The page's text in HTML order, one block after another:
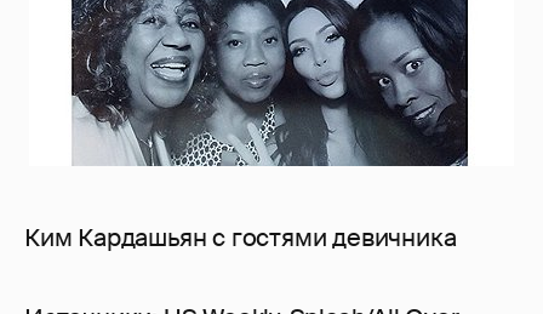
Ким Кардашьян с гостями девичника